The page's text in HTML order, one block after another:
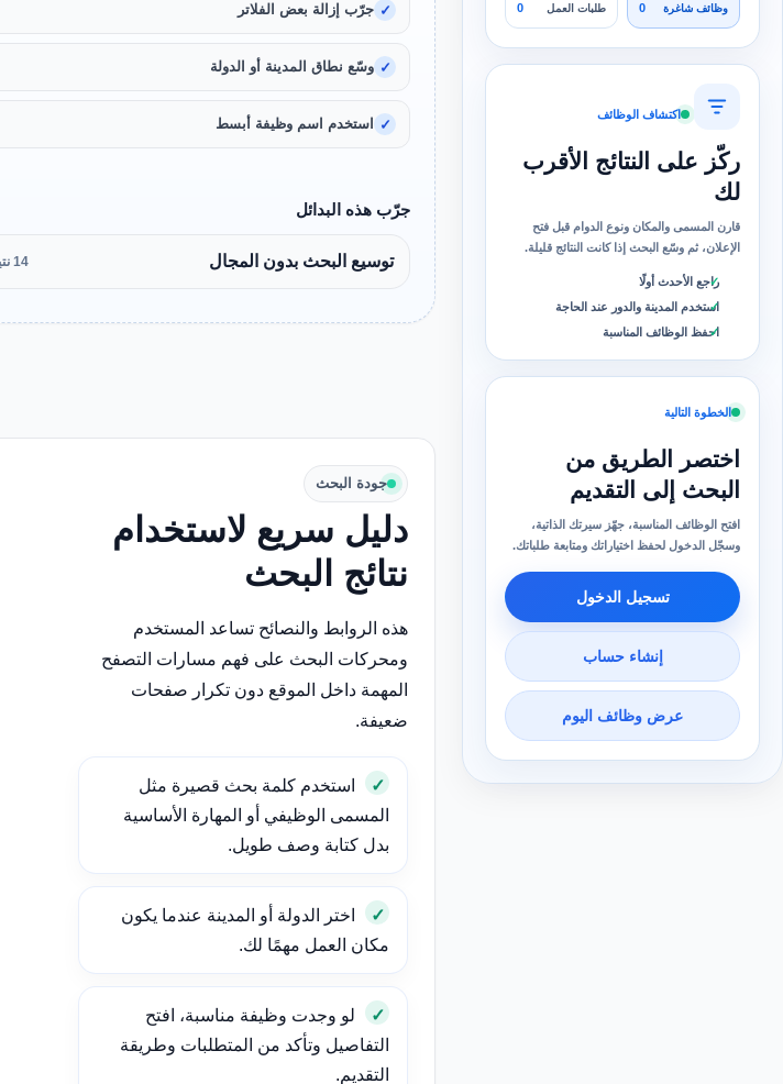
وظائف شاغرة 0 طلبات العمل 0
اكتشاف الوظائف
ركّز على النتائج الأقرب
لك
قارن المسمى والمكان ونوع الدوام قبل فتح
الإعلان، ثم وسّع البحث إذا كانت النتائج قليلة.
راجع الأحدث أولًا
استخدم المدينة والدور عند الحاجة
احفظ الوظائف المناسبة
الخطوة التالية
اختصر الطريق من
البحث إلى التقديم
افتح الوظائف المناسبة، جهّز سيرتك الذاتية،
وسجّل الدخول لحفظ اختياراتك ومتابعة طلباتك.
تسجيل الدخول
إنشاء حساب
عرض وظائف اليوم
جرّب إزالة بعض الفلاتر
وسّع نطاق المدينة أو الدولة
استخدم اسم وظيفة أبسط
جرّب هذه البدائل
توسيع البحث بدون المجال 14 نتيجة
جودة البحث
دليل سريع لاستخدام
نتائج البحث
هذه الروابط والنصائح تساعد المستخدم
ومحركات البحث على فهم مسارات التصفح
المهمة داخل الموقع دون تكرار صفحات
ضعيفة.
استخدم كلمة بحث قصيرة مثل
المسمى الوظيفي أو المهارة الأساسية
بدل كتابة وصف طويل.
اختر الدولة أو المدينة عندما يكون
مكان العمل مهمًا لك.
لو وجدت وظيفة مناسبة، افتح
التفاصيل وتأكد من المتطلبات وطريقة
التقديم.